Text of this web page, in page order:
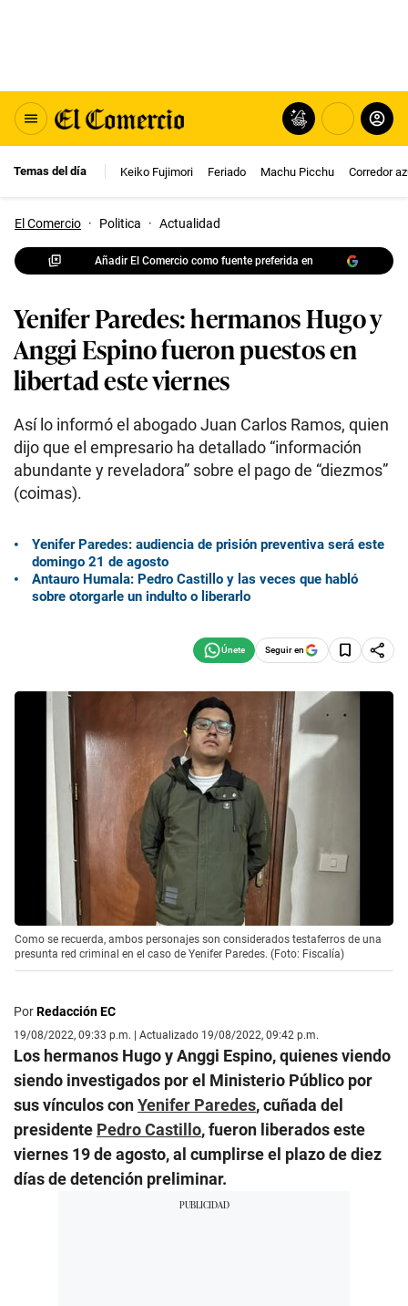
Temas del día Keiko Fujimori Feriado Machu Picchu Corredor
El Comercio · Politica · Actualidad
Añadir El Comercio como fuente preferida en
Yenifer Paredes: hermanos Hugo y
Anggi Espino fueron puestos en
libertad este viernes
Así lo informó el abogado Juan Carlos Ramos, quien
dijo que el empresario ha detallado “información
abundante y reveladora” sobre el pago de “diezmos”
(coimas).
Yenifer Paredes: audiencia de prisión preventiva será este
domingo 21 de agosto
Antauro Humala: Pedro Castillo y las veces que habló
sobre otorgarle un indulto o liberarlo
Seguir en
Como se recuerda, ambos personajes son considerados testaferros de una
presunta red criminal en el caso de Yenifer Paredes. (Foto: Fiscalía)
PorRedacción EC
19/08/2022, 09:33 p.m. | Actualizado 19/08/2022, 09:42 p.m.
Los hermanos Hugo y Anggi Espino, quienes viendo
siendo investigados por el Ministerio Público por
sus vínculos conYenifer Paredes, cuñada del
presidente Pedro Castillo, fueron liberados este
viernes 19 de agosto, al cumplirse el plazo de diez
días de detención preliminar.